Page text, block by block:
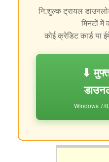
नि:शुल्क ट्रायल
मिनटों में
कोई क्रेडिट कार्ड या
⬇
Windows 7/